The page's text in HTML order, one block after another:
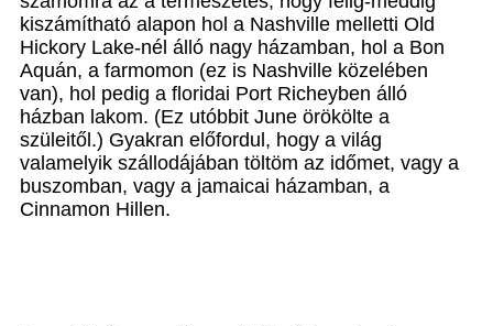
kiszámítható alapon hol a Nashville melletti Old
Hickory Lake-nél álló nagy házamban, hol a Bon
Aquán, a farmomon (ez is Nashville közelében
van), hol pedig a floridai Port Richeyben álló
házban lakom. (Ez utóbbit June örökölte a
szüleitől.) Gyakran előfordul, hogy a világ
valamelyik szállodájában töltöm az időmet, vagy a
buszomban, vagy a jamaicai házamban, a
Cinnamon Hillen.